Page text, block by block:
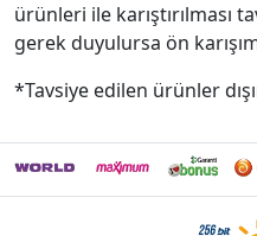
ürünleri ile karıştırılması
gerek duyulursa ön
*Tavsiye edilen ürünler